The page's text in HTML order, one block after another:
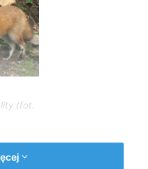
(fot.
w postaci